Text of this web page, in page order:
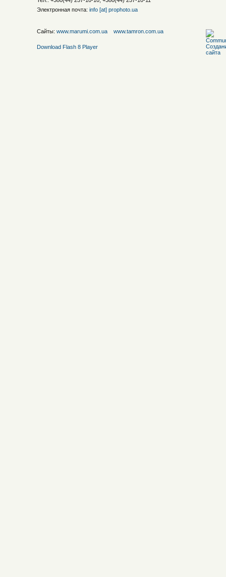
Электронная почта: info [at] prophoto.ua
Сайты: www.marumi.com.ua www.tamron.com.ua
Download Flash 8 Player